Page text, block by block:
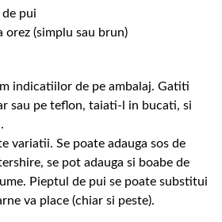
pui
orez (simplu sau brun)
indicatiilor de pe ambalaj. Gatiti
sau pe teflon, taiati-l in bucati, si
variatii. Se poate adauga sos de
se pot adauga si boabe de
Pieptul de pui se poate substitui
va place (chiar si peste).